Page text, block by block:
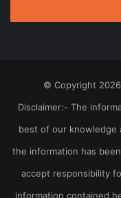
© Copyright
Disclaimer:- The
best of our knowledge
the information has
accept responsibility
information contained